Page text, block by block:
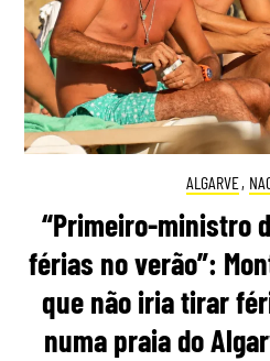
ALGARVE,
“Primeiro-ministro
férias no verão”:
que não iria tirar
numa praia do